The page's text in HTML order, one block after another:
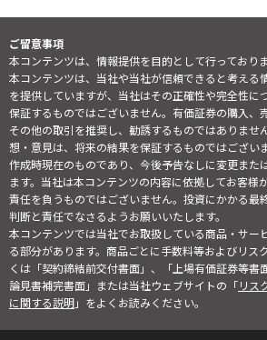
ご留意事項
本コンテンツは、情報提供を目的として行っておりま
本コンテンツは、当社や当社が信頼できると考える
を提供していますが、当社はその正確性や完全性に
保証するものではございません。有価証券の購入、
その他の取引を推奨し、勧誘するものではありませ
想・意見は、将来の結果を保証するものではござい
作成時現在のものであり、今後予告なしに変更また
ます。当社は本コンテンツの内容に依拠してお客様
責任を負うものではございません。投資にかかる最
判断と責任でなさるようお願いいたします。
本コンテンツでは当社でお取扱している商品・サー
る部分があります。商品ごとに手数料等およびリス
くは「契約締結前交付書面」、「上場有価証券等書
論見書補完書面」または当社ウェブサイトの「リス
に関する説明」をよくお読みください。